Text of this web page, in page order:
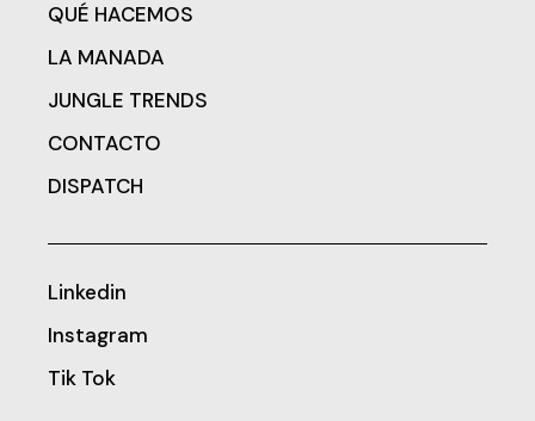
QUÉ HACEMOS
LA MANADA
JUNGLE TRENDS
CONTACTO
DISPATCH
Linkedin
Instagram
Tik Tok